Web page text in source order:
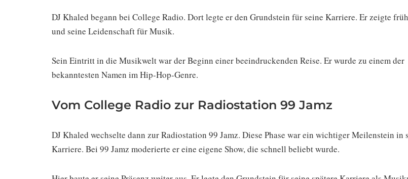
DJ Khaled begann bei College Radio. Dort legte er den Grundstein für seine Karriere. Er zeigte
und seine Leidenschaft für Musik.
Sein Eintritt in die Musikwelt war der Beginn einer beeindruckenden Reise. Er wurde zu einem der
bekanntesten Namen im Hip-Hop-Genre.
Vom College Radio zur Radiostation 99 Jamz
DJ Khaled wechselte dann zur Radiostation 99 Jamz. Diese Phase war ein wichtiger Meilenstein in
Karriere. Bei 99 Jamz moderierte er eine eigene Show, die schnell beliebt wurde.